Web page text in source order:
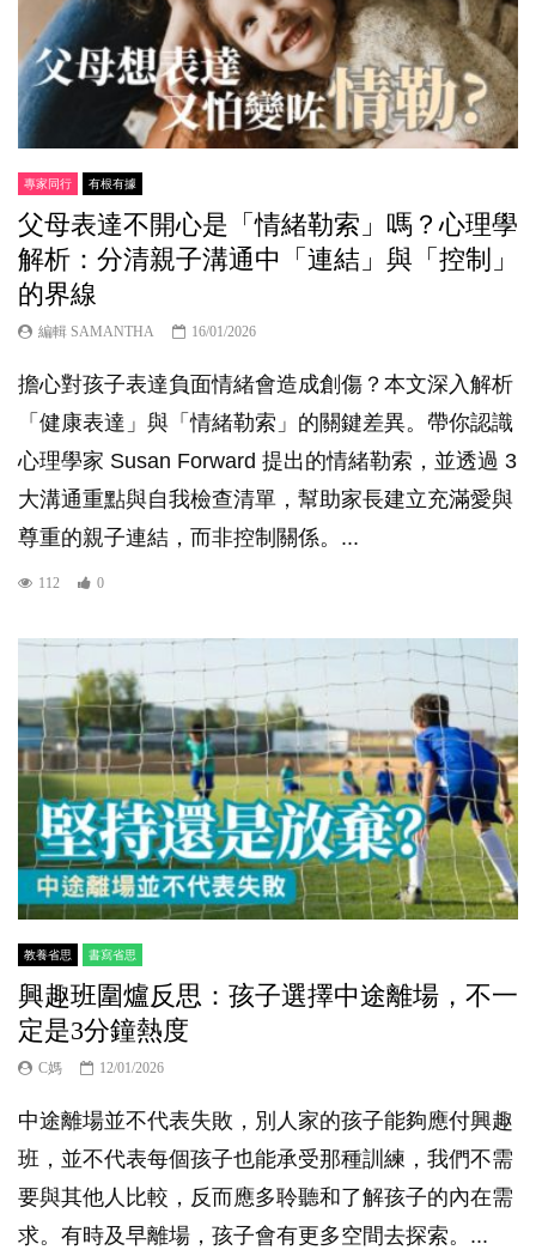
專家同行 有根有據
父母表達不開心是「情緒勒索」嗎？心理學
解析：分清親子溝通中「連結」與「控制」
的界線
編輯 SAMANTHA 16/01/2026
擔心對孩子表達負面情緒會造成創傷？本文深入解析
「健康表達」與「情緒勒索」的關鍵差異。帶你認識
心理學家 Susan Forward 提出的情緒勒索，並透過 3
大溝通重點與自我檢查清單，幫助家長建立充滿愛與
尊重的親子連結，而非控制關係。...
112 0
教養省思 書寫省思
興趣班圍爐反思：孩子選擇中途離場，不一
定是3分鐘熱度
C媽 12/01/2026
中途離場並不代表失敗，別人家的孩子能夠應付興趣
班，並不代表每個孩子也能承受那種訓練，我們不需
要與其他人比較，反而應多聆聽和了解孩子的內在需
求。有時及早離場，孩子會有更多空間去探索。...